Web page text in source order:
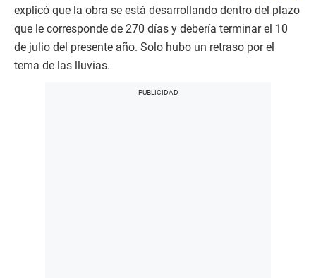
explicó que la obra se está desarrollando dentro del plazo
que le corresponde de 270 días y debería terminar el 10
de julio del presente año. Solo hubo un retraso por el
tema de las lluvias.